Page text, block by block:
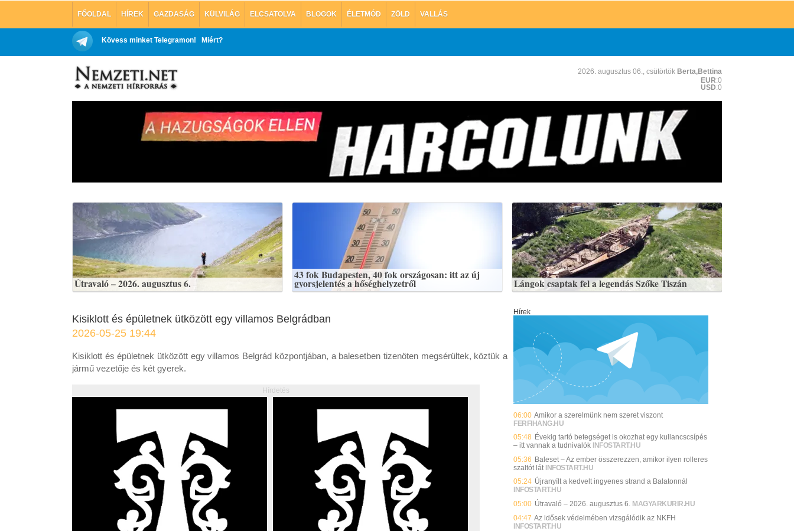
FŐOLDAL HÍREK GAZDASÁG KÜLVILÁG ELCSATOLVA BLOGOK ÉLETMÓD ZÖLD VALLÁS
Kövess minket Telegramon! Miért?
2026. augusztus 06., csütörtök Berta,Bettina
EUR:0
USD:0
Útravaló – 2026. augusztus 6.
43 fok Budapesten, 40 fok országosan: itt az új
gyorsjelentés a hőséghelyzetről Lángok csaptak fel a legendás Szőke Tiszán
Kisiklott és épületnek ütközött egy villamos Belgrádban
2026-05-25 19:44
Kisiklott és épületnek ütközött egy villamos Belgrád központjában, a balesetben tizenöten megsérültek, köztük a
jármű vezetője és két gyerek.
Hírdetés
Hírek
06:00 Amikor a szerelmünk nem szeret viszont
FERFIHANG.HU
05:48 Évekig tartó betegséget is okozhat egy kullancscsípés
– itt vannak a tudnivalók INFOSTART.HU
05:36 Baleset – Az ember összerezzen, amikor ilyen rolleres
szaltót lát INFOSTART.HU
05:24 Újranyílt a kedvelt ingyenes strand a Balatonnál
INFOSTART.HU
05:00 Útravaló – 2026. augusztus 6. MAGYARKURIR.HU
04:47 Az idősek védelmében vizsgálódik az NKFH
INFOSTART.HU